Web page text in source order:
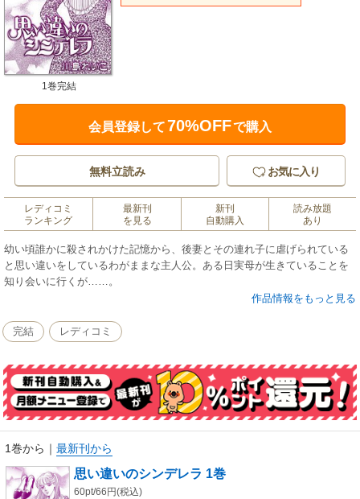
1巻完結
会員登録して70%OFFで購入
無料立読み お気に入り
レディコミ
ランキング
最新刊
を見る
新刊
自動購入
読み放題
あり
幼い頃誰かに殺されかけた記憶から、後妻とその連れ子に虐げられている
と思い違いをしているわがままな主人公。ある日実母が生きていることを
知り会いに行くが……。
作品情報をもっと見る
完結 レディコミ
1巻から ｜ 最新刊から
思い違いのシンデレラ 1巻
60pt/66円(税込)